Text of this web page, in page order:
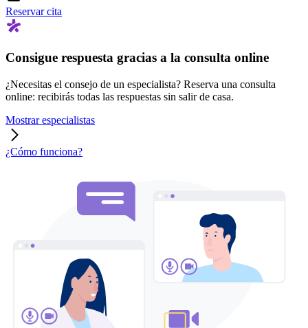
Reservar cita
Consigue respuesta gracias a la consulta online
¿Necesitas el consejo de un especialista? Reserva una consulta
online: recibirás todas las respuestas sin salir de casa.
Mostrar especialistas
¿Cómo funciona?